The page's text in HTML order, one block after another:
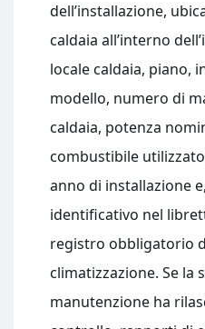
dell’installazione,
caldaia all’interno
locale caldaia, piano,
modello, numero di
caldaia, potenza
combustibile utilizzato
anno di installazione
identificativo nel
registro obbligatorio
climatizzazione. Se la
manutenzione ha